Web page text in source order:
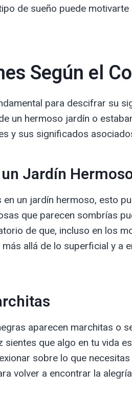
de sueño puede
Según el
para descifrar su
un hermoso jardín o
y sus significados
Jardín
un jardín hermoso, esto
que parecen sombrías
de que, incluso en los
allá de lo superficial y a
aparecen marchitas o
sientes que algo en tu vida
sobre lo que
volver a encontrar la